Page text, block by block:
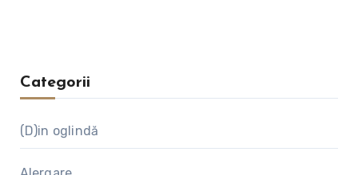
Categorii
(D)in oglindă